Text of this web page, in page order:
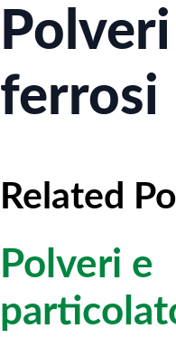
ferrosi
Related
Polveri e